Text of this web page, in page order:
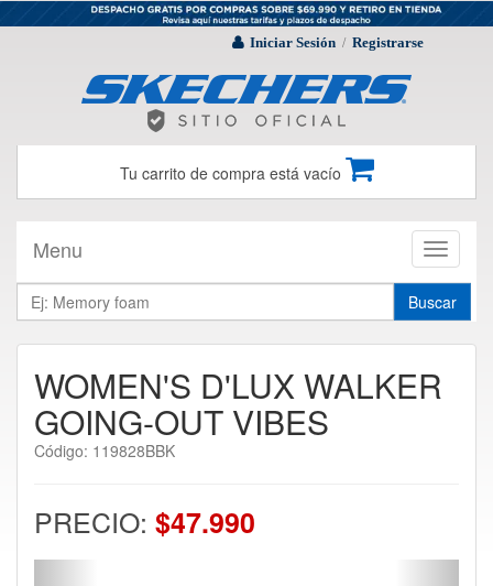
Iniciar Sesión / Registrarse
Tu carrito de compra está vacío
Toggle
Menu
Buscar
WOMEN'S D'LUX WALKER
GOING-OUT VIBES
Código: 119828BBK
PRECIO: $47.990